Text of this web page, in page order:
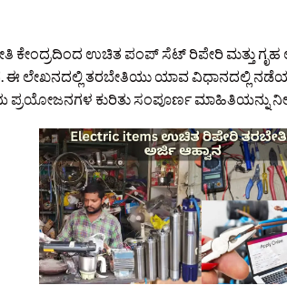
ಕೇಂದ್ರದಿಂದ ಉಚಿತ ಪಂಪ್ ಸೆಟ್ ರಿಪೇರಿ ಮತ್ತು
ಈ ಲೇಖನದಲ್ಲಿ ತರಬೇತಿಯು ಯಾವ ವಿಧಾನದಲ್ಲಿ
ಪ್ರಯೋಜನಗಳ ಕುರಿತು ಸಂಪೂರ್ಣ ಮಾಹಿತಿಯನ್ನು